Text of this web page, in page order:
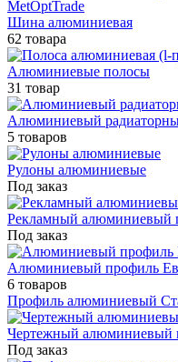
Шина алюминиевая
62 товара
Алюминиевые полосы
31 товар
Алюминиевый
5 товаров
Рулоны алюминиевые
Под заказ
Рекламный алюминиевый
Под заказ
Алюминиевый профиль
6 товаров
Профиль алюминиевый
Чертежный алюминиевый
Под заказ